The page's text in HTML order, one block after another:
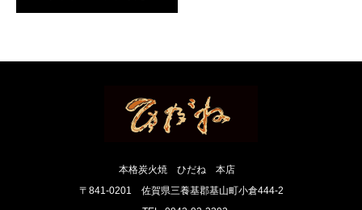
本格炭火焼 ひだね 本店
〒841-0201 佐賀県三養基郡基山町小倉444-2